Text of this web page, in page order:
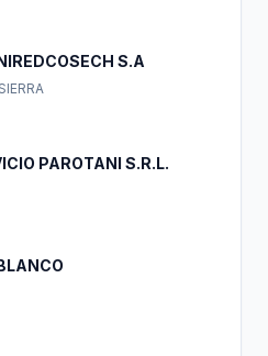
S.A
PAROTANI S.R.L.